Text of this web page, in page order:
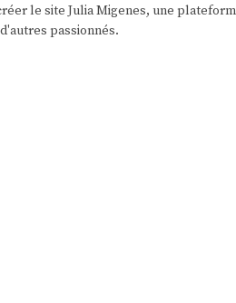
le site Julia Migenes, une
passionnés.